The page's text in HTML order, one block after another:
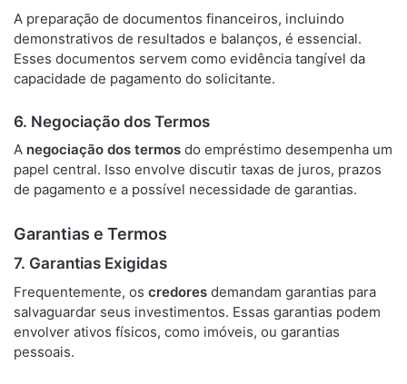
A preparação de documentos financeiros, incluindo
demonstrativos de resultados e balanços, é essencial.
Esses documentos servem como evidência tangível da
capacidade de pagamento do solicitante.
6. Negociação dos Termos
A negociação dos termos do empréstimo desempenha um
papel central. Isso envolve discutir taxas de juros, prazos
de pagamento e a possível necessidade de garantias.
Garantias e Termos
7. Garantias Exigidas
Frequentemente, os credores demandam garantias para
salvaguardar seus investimentos. Essas garantias podem
envolver ativos físicos, como imóveis, ou garantias
pessoais.